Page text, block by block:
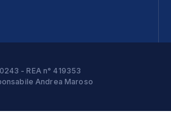
- REA n° 419353
Andrea Maroso